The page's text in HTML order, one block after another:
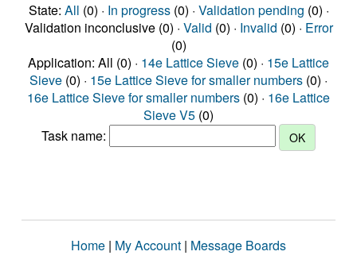
State: All (0) · In progress(0) · Validation pending (0) ·
Validation inconclusive (0) · Valid (0) · Invalid (0) · Error
(0)
Application: All (0) · 14e Lattice Sieve (0) · 15e Lattice
Sieve (0) · 15e Lattice Sieve for smaller numbers (0) ·
16e Lattice Sieve for smaller numbers (0) · 16e Lattice
Sieve V5 (0)
Task name:
Home | My Account | Message Boards